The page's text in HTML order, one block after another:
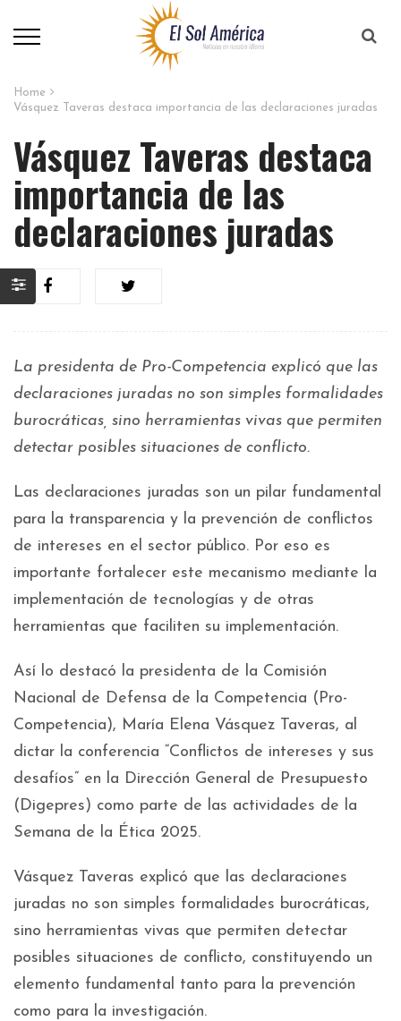
Home
Vásquez Taveras destaca importancia de las declaraciones juradas
Vásquez Taveras destaca
importancia de las
declaraciones juradas
La presidenta de Pro-Competencia explicó que las
declaraciones juradas no son simples formalidades
burocráticas, sino herramientas vivas que permiten
detectar posibles situaciones de conflicto.
Las declaraciones juradas son un pilar fundamental
para la transparencia y la prevención de conflictos
de intereses en el sector público. Por eso es
importante fortalecer este mecanismo mediante la
implementación de tecnologías y de otras
herramientas que faciliten su implementación.
Así lo destacó la presidenta de la Comisión
Nacional de Defensa de la Competencia (Pro-
Competencia), María Elena Vásquez Taveras, al
dictar la conferencia “Conflictos de intereses y sus
desafíos” en la Dirección General de Presupuesto
(Digepres) como parte de las actividades de la
Semana de la Ética 2025.
Vásquez Taveras explicó que las declaraciones
juradas no son simples formalidades burocráticas,
sino herramientas vivas que permiten detectar
posibles situaciones de conflicto, constituyendo un
elemento fundamental tanto para la prevención
como para la investigación.